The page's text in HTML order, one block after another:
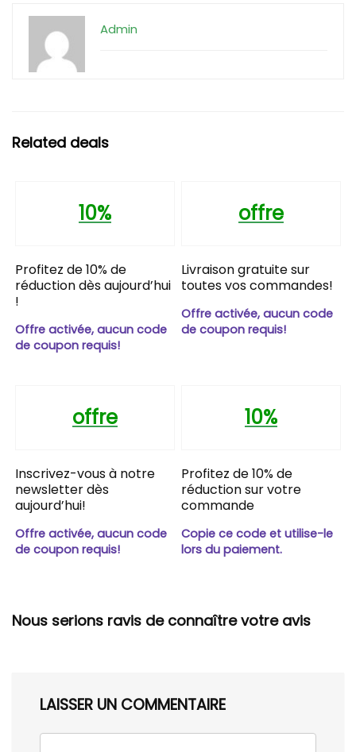
Admin
Related deals
10%
Profitez de 10% de
réduction dès aujourd’hui
!
Offre activée, aucun code
de coupon requis!
offre
Livraison gratuite sur
toutes vos commandes!
Offre activée, aucun code
de coupon requis!
offre
Inscrivez-vous à notre
newsletter dès
aujourd’hui!
Offre activée, aucun code
de coupon requis!
10%
Profitez de 10% de
réduction sur votre
commande
Copie ce code et utilise-le
lors du paiement.
Nous serions ravis de connaître votre avis
LAISSER UN COMMENTAIRE